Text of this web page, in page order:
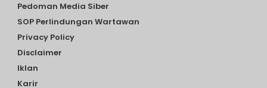
Pedoman Media Siber
SOP Perlindungan Wartawan
Privacy Policy
Disclaimer
Iklan
Karir